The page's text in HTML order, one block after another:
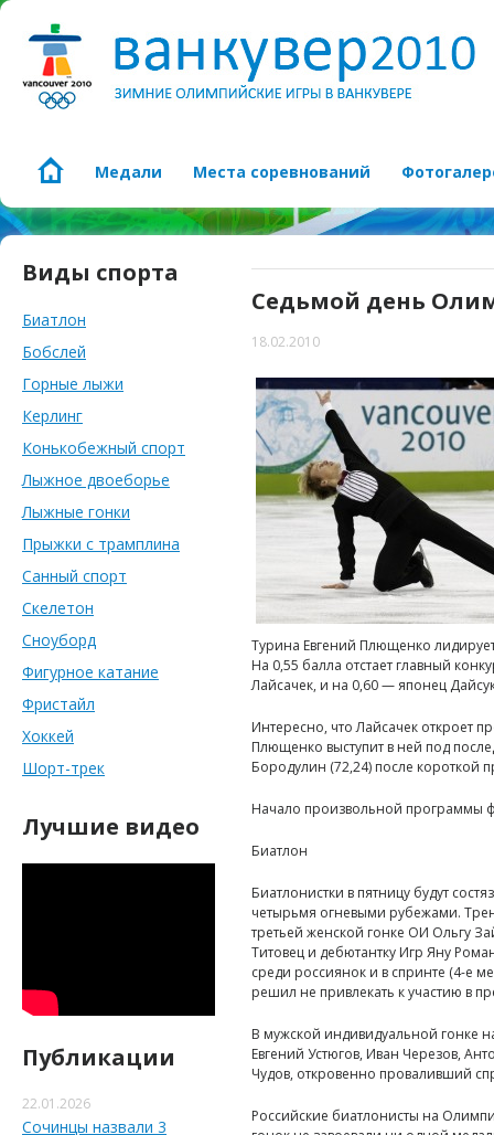
Медали Места соревнований
Виды спорта
Биатлон
Бобслей
Горные лыжи
Керлинг
Конькобежный спорт
Лыжное двоеборье
Лыжные гонки
Прыжки с трамплина
Санный спорт
Скелетон
Сноуборд
Фигурное катание
Фристайл
Хоккей
Шорт-трек
Лучшие видео
Публикации
22.01.2026
Сочинцы назвали 3
Седьмой день
18.02.2010
Турина Евгений Плющенко
На 0,55 балла отстает главный
Лайсачек, и на 0,60 — японец
Интересно, что Лайсачек откроет
Плющенко выступит в ней под
Бородулин (72,24) после короткой
Начало произвольной программы
Биатлон
Биатлонистки в пятницу будут
четырьмя огневыми рубежами.
третьей женской гонке ОИ Ольгу
Титовец и дебютантку Игр Яну
среди россиянок и в спринте (4-е
решил не привлекать к участию в
В мужской индивидуальной гонке
Евгений Устюгов, Иван Черезов,
Чудов, откровенно проваливший
Российские биатлонисты на